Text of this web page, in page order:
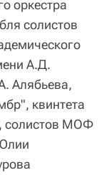
оркестра
солистов
А.Д.
Алябьева,
квинтета
солистов МОФ